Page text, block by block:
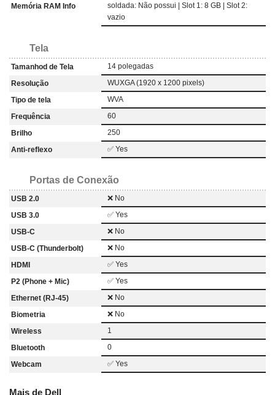
Memória RAM Info
soldada: Não possui | Slot 1: 8 GB | Slot 2:
vazio
Tela
Tamanhod de Tela
14 polegadas
Resolução
WUXGA (1920 x 1200 pixels)
Tipo de tela
WVA
Frequência
60
Brilho
250
Anti-reflexo
✅ Yes
Portas de Conexão
USB 2.0
❌ No
USB 3.0
✅ Yes
USB-C
❌ No
USB-C (Thunderbolt)
❌ No
HDMI
✅ Yes
P2 (Phone + Mic)
✅ Yes
Ethernet (RJ-45)
❌ No
Biometria
❌ No
Wireless
1
Bluetooth
0
Webcam
✅ Yes
Mais de Dell